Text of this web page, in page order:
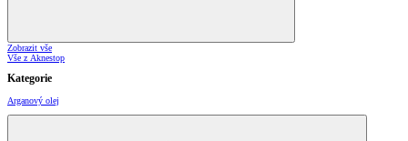
Zobrazit vše
Vše z Aknestop
Kategorie
Arganový olej